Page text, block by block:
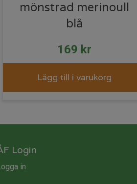
mönstrad merinoull
blå
169 kr
Lägg till i varukorg
Login
in